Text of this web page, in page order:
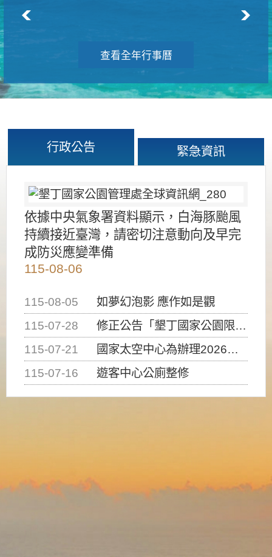
查看全年行事曆
行政公告 緊急資訊
依據中央氣象署資料顯示，白海豚颱風
持續接近臺灣，請密切注意動向及早完
成防災應變準備
115-08-06
115-08-05
如夢幻泡影 應作如是觀
115-07-28
修正公告「墾丁國家公園限制水域遊憩活動之種類、範圍、時間及行為」，自即日生效。
115-07-21
國家太空中心為辦理2026台灣盃火箭競賽，陸、海、空域警戒及協調相關事宜，因颱風備案事宜
115-07-16
遊客中心公廁整修